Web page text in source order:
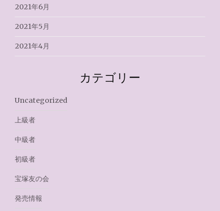
2021年6月
2021年5月
2021年4月
カテゴリー
Uncategorized
上級者
中級者
初級者
宝塚友の会
発売情報